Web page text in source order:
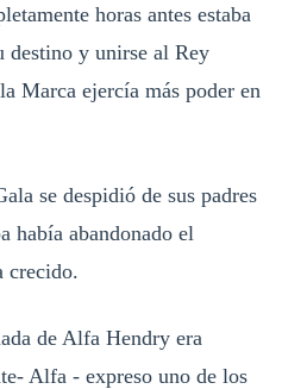
horas antes estaba
destino y unirse al Rey
Marca ejercía más poder en
se despidió de sus padres
había abandonado el
crecido.
de Alfa Hendry era
Alfa - expreso uno de los